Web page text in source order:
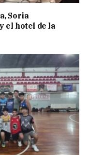
Soria
el hotel de la